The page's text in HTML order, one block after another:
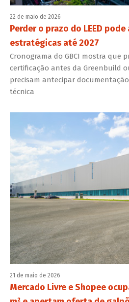
22 de maio de 2026
Perder o prazo do LEED
estratégicas até 2027
Cronograma do GBCI mostra que
certificação antes da Greenbuild
precisam antecipar
técnica
21 de maio de 2026
Mercado Livre e Shopee